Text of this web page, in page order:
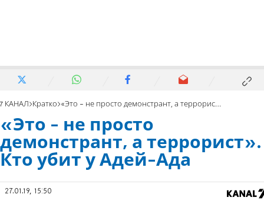
7 КАНАЛ Кратко «Это - не просто демонстрант, а террорист». Кто убит у Адей-Ада
«Это - не просто
демонстрант, а террорист».
Кто убит у Адей-Ада
27.01.19, 15:50